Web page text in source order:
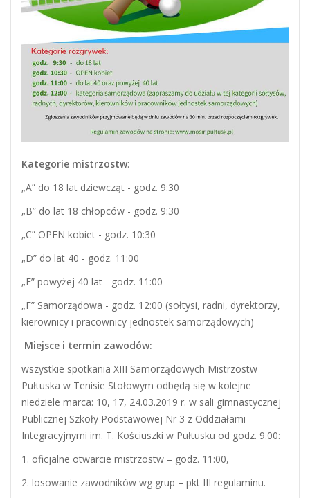
Kategorie mistrzostw:
„A” do 18 lat dziewcząt - godz. 9:30
„B” do lat 18 chłopców - godz. 9:30
„C” OPEN kobiet - godz. 10:30
„D” do lat 40 - godz. 11:00
„E” powyżej 40 lat - godz. 11:00
„F” Samorządowa - godz. 12:00 (sołtysi, radni, dyrektorzy,
kierownicy i pracownicy jednostek samorządowych)
Miejsce i termin zawodów:
wszystkie spotkania XIII Samorządowych Mistrzostw
Pułtuska w Tenisie Stołowym odbędą się w kolejne
niedziele marca: 10, 17, 24.03.2019 r. w sali gimnastycznej
Publicznej Szkoły Podstawowej Nr 3 z Oddziałami
Integracyjnymi im. T. Kościuszki w Pułtusku od godz. 9.00:
1. oficjalne otwarcie mistrzostw – godz. 11:00,
2. losowanie zawodników wg grup – pkt III regulaminu.